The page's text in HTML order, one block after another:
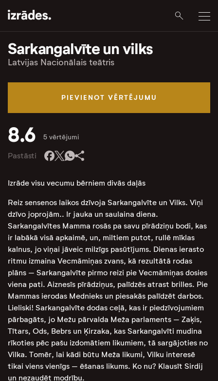
Sarkangalvīte un vilks
Latvijas Nacionālais teātris
PIEVIENOT VĒRTĒJUMU
8.6 5 vērtējumi
Pastāsti
Izrāde visu vecumu bērniem divās daļās
Reiz sensenos laikos dzīvoja Sarkangalvīte un Vilks. Viņi
dzīvo joprojām.. Ir jauka un saulaina diena.
Sarkangalvītes Mamma rosās pa savu pīrādziņu bodi, kas
ir labākā visā apkaimē, un, miltiem putot, rullē mīklas
kalnus, jo viņai jāveic milzīgs pasūtījums. Dienas ierasto
ritmu izmaina Vecmāmiņas zvans, kā rezultātā rodas
plāns – Sarkangalvīte pirmo reizi pie Vecmāmiņas dosies
viena pati. Aiznesīs pīrādziņus, palīdzēs atrast brilles. Pie
Mammas ierodas Mednieks un piesakās palīdzēt darbos.
Lieliski! Sarkangalvīte dodas ceļā, kas ir piedzīvojumiem
pārbagāts, jo Mežu pārvalda Meža parlaments – Zaķis,
Tītars, Ods, Bebrs un Ķirzaka, kas Sarkangalvīti mudina
rīkoties pēc pašu izdomātiem likumiem, tā sargājoties no
Vilka. Tomēr, lai kādi būtu Meža likumi, Vilku interesē
tikai viens vienīgs – ēšanas likums. Ko nu? Klausīt Sirdij
un nezaudēt modrību.